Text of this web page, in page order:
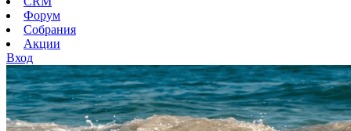
Форум
Собрания
Акции
Вход